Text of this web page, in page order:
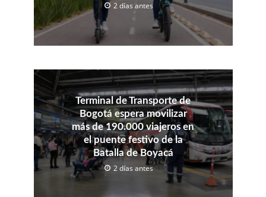
2 días antes
Terminal de Transporte de
Bogotá espera movilizar
más de 190.000 viajeros en
el puente festivo de la
Batalla de Boyacá
2 días antes